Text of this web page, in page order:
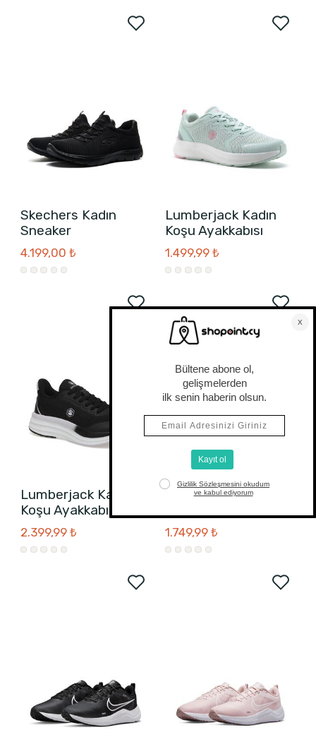
Skechers Kadın
Sneaker
4.199,00 ₺
Lumberjack Kadın
Koşu Ayakkabısı
1.499,99 ₺
Lumberjack Kadın
Koşu Ayakkabısı
2.399,99 ₺
Adidas Kadın Koşu
1.749,99 ₺